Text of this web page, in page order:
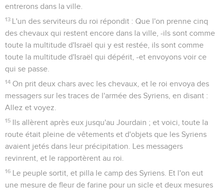
entrerons dans la ville.
13 L'un des serviteurs du roi répondit : Que l'on prenne cinq
des chevaux qui restent encore dans la ville, -ils sont comme
toute la multitude d'Israël qui y est restée, ils sont comme
toute la multitude d'Israël qui dépérit, -et envoyons voir ce
qui se passe.
14 On prit deux chars avec les chevaux, et le roi envoya des
messagers sur les traces de l'armée des Syriens, en disant :
Allez et voyez.
15 Ils allèrent après eux jusqu'au Jourdain ; et voici, toute la
route était pleine de vêtements et d'objets que les Syriens
avaient jetés dans leur précipitation. Les messagers
revinrent, et le rapportèrent au roi.
16 Le peuple sortit, et pilla le camp des Syriens. Et l'on eut
une mesure de fleur de farine pour un sicle et deux mesures